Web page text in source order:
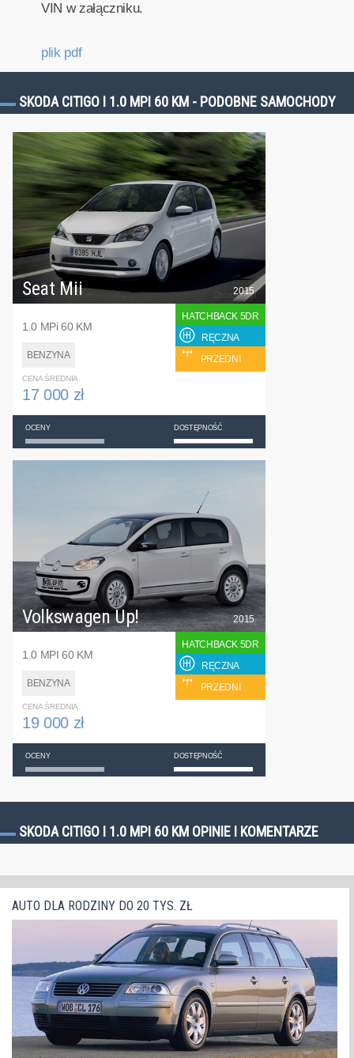
VIN w załączniku.
plik pdf
SKODA CITIGO I 1.0 MPI 60 KM - PODOBNE SAMOCHODY
Seat Mii
1.0 MPi 60 KM
BENZYNA
2015
HATCHBACK 5DR
RĘCZNA
PRZEDNI
CENA ŚREDNIA
17 000 zł
OCENY DOSTĘPNOŚĆ
Volkswagen Up!
1.0 MPI 60 KM
BENZYNA
2015
HATCHBACK 5DR
RĘCZNA
PRZEDNI
CENA ŚREDNIA
19 000 zł
OCENY DOSTĘPNOŚĆ
SKODA CITIGO I 1.0 MPI 60 KM OPINIE I KOMENTARZE
AUTO DLA RODZINY DO 20 TYS. ZŁ